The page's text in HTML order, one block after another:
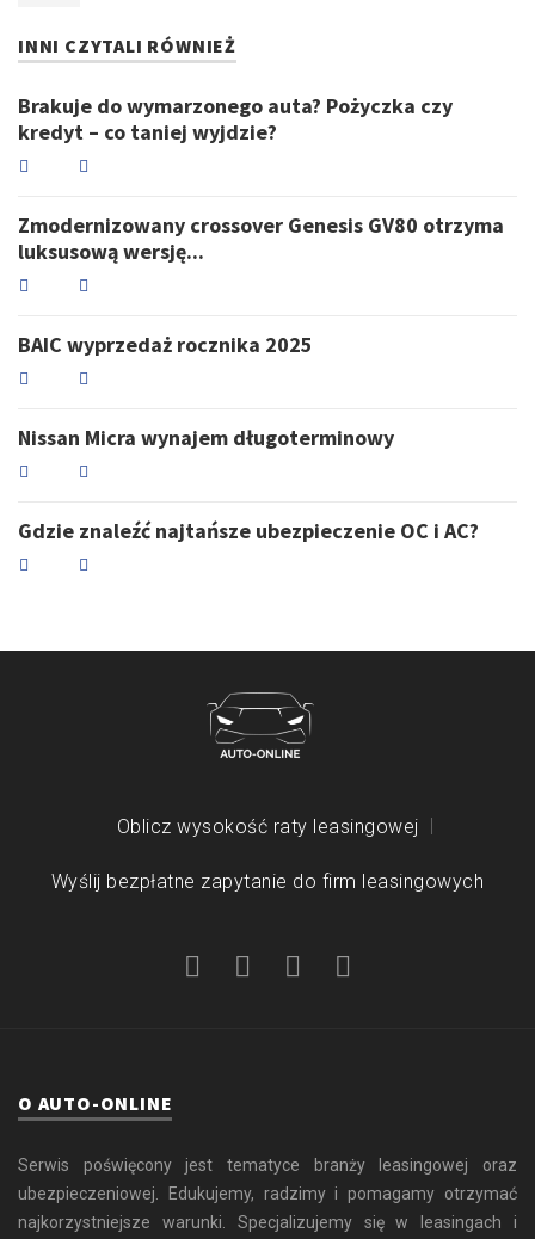
INNI CZYTALI RÓWNIEŻ
Brakuje do wymarzonego auta? Pożyczka czy
kredyt – co taniej wyjdzie?
Zmodernizowany crossover Genesis GV80 otrzyma
luksusową wersję...
BAIC wyprzedaż rocznika 2025
Nissan Micra wynajem długoterminowy
Gdzie znaleźć najtańsze ubezpieczenie OC i AC?
Oblicz wysokość raty leasingowej
Wyślij bezpłatne zapytanie do firm leasingowych
O AUTO-ONLINE
Serwis poświęcony jest tematyce branży leasingowej oraz
ubezpieczeniowej. Edukujemy, radzimy i pomagamy otrzymać
najkorzystniejsze warunki. Specjalizujemy się w leasingach i